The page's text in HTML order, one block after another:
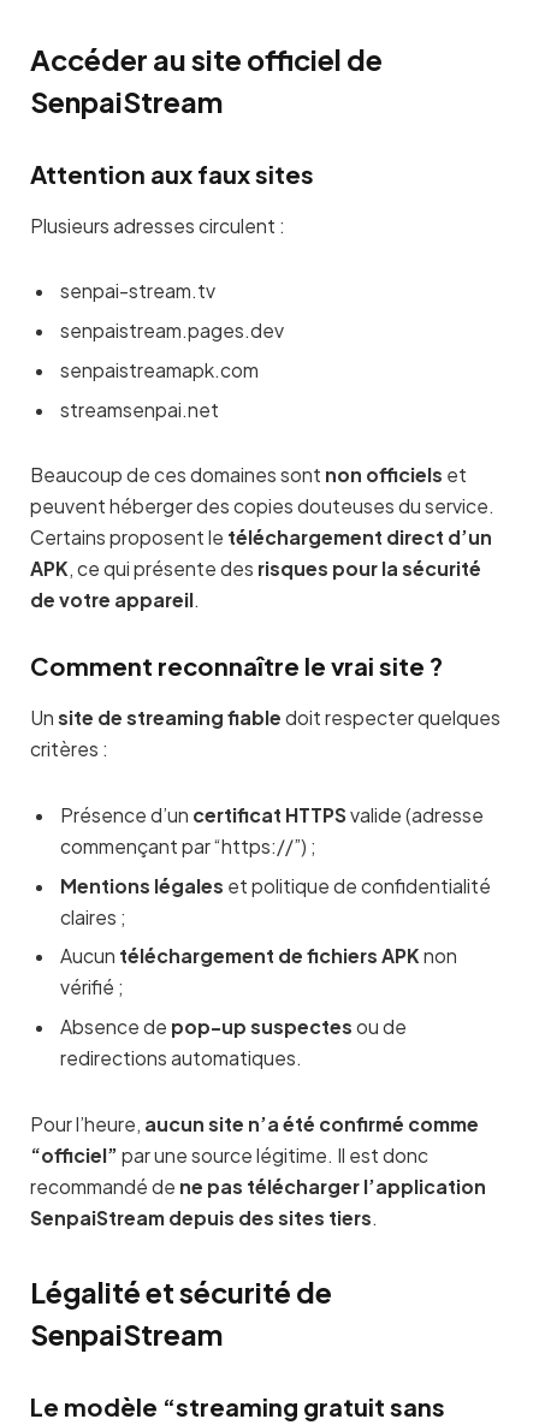
Accéder au site officiel de
SenpaiStream
Attention aux faux sites
Plusieurs adresses circulent :
senpai-stream.tv
senpaistream.pages.dev
senpaistreamapk.com
streamsenpai.net
Beaucoup de ces domaines sont non officiels et
peuvent héberger des copies douteuses du service.
Certains proposent le téléchargement direct d’un
APK, ce qui présente des risques pour la sécurité
de votre appareil.
Comment reconnaître le vrai site ?
Un site de streaming fiable doit respecter quelques
critères :
Présence d’un certificat HTTPS valide (adresse
commençant par “https://”) ;
Mentions légales et politique de confidentialité
claires ;
Aucun téléchargement de fichiers APK non
vérifié ;
Absence de pop-up suspectes ou de
redirections automatiques.
Pour l’heure, aucun site n’a été confirmé comme
“officiel” par une source légitime. Il est donc
recommandé de ne pas télécharger l’application
SenpaiStream depuis des sites tiers
Légalité et sécurité de
SenpaiStream
Le modèle “streaming gratuit sans